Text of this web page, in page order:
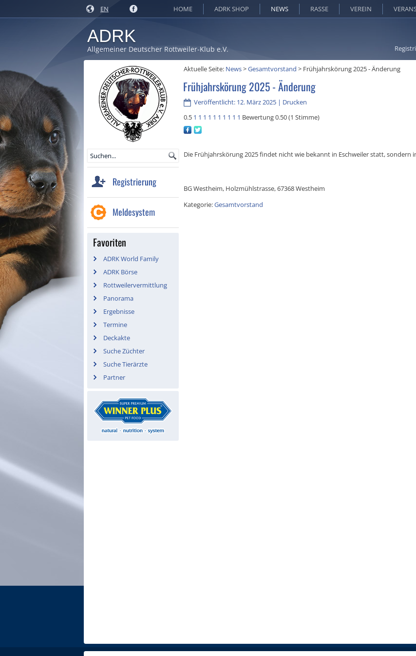
EN HOME ADRK SHOP NEWS RASSE VEREIN
ADRK
Allgemeiner Deutscher Rottweiler-Klub e.V.
Registrierung
Meldesystem
Favoriten
ADRK World Family
ADRK Börse
Rottweilervermittlung
Panorama
Ergebnisse
Termine
Deckakte
Suche Züchter
Suche Tierärzte
Partner
Aktuelle Seite: News>Gesamtvorstand > Frühjahrskörung 2025 - Änderung
Frühjahrskörung 2025 - Änderung
Veröffentlicht: 12. März 2025 | Drucken
0.5 1 1 1 1 1 1 1 1 1 1 Bewertung 0.50 (1 Stimme)
Die Frühjahrskörung 2025 findet nicht wie bekannt in Eschweiler statt, sondern
BG Westheim, Holzmühlstrasse, 67368 Westheim
Kategorie:Gesamtvorstand